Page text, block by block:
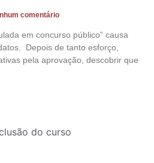
comentário
em concurso público” causa
Depois de tanto esforço,
pela aprovação, descobrir que